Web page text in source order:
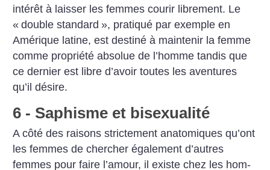
inté­rêt à laisser les femmes courir librement. Le
« double standard », pratiqué par exemple en
Amérique latine, est destiné à maintenir la femme
comme propriété absolue de l’homme tandis que
ce dernier est libre d’avoir toutes les aventures
qu’il désire.
6 - Saphisme et bisexualité
A côté des raisons strictement anatomiques qu’ont
les femmes de cher­cher également d’autres
femmes pour faire l’amour, il existe chez les hom­